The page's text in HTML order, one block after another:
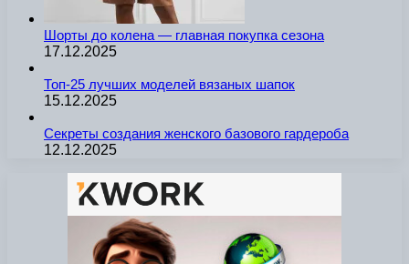
Шорты до колена — главная покупка сезона
17.12.2025
Топ-25 лучших моделей вязаных шапок
15.12.2025
Секреты создания женского базового гардероба
12.12.2025